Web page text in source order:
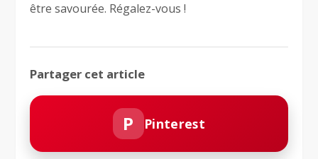
être savourée. Régalez-vous !
Partager cet article
P Pinterest